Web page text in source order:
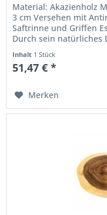
Material: Akazienholz
3 cm Versehen mit
Saftrinne und Griffen
Durch sein natürliches
Inhalt 1 Stück
51,47 € *
Merken